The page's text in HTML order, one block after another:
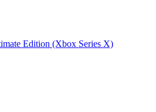
Edition (Xbox Series X)